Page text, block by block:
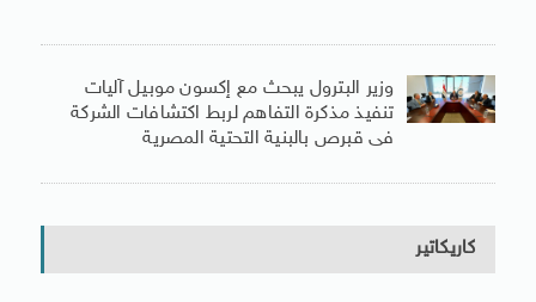
وزير البترول يبحث مع إكسون موبيل آليات
تنفيذ مذكرة التفاهم لربط اكتشافات الشركة
فى قبرص بالبنية التحتية المصرية
كاريكاتير